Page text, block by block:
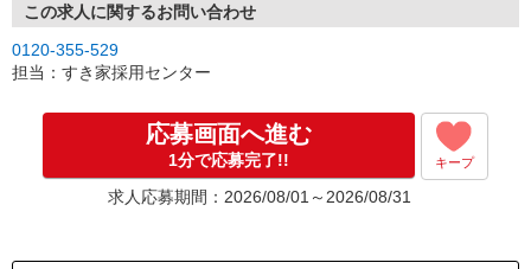
この求人に関するお問い合わせ
0120-355-529
担当：すき家採用センター
応募画面へ進む
1分で応募完了!! キープ
求人応募期間：2026/08/01～2026/08/31